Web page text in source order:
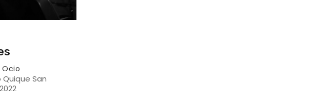
Ocio
San